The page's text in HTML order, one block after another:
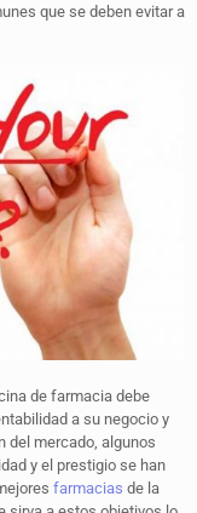
que se deben evitar a
de farmacia debe
a su negocio y
del mercado, algunos
y el prestigio se han
farmacias de la